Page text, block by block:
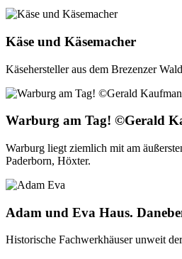
Käse und Käsemacher
Käsehersteller aus dem Brezenzer
Warburg am Tag! ©Gerald
Warburg liegt ziemlich mit am
Paderborn, Höxter.
Adam und Eva Haus.
Historische Fachwerkhäuser unweit